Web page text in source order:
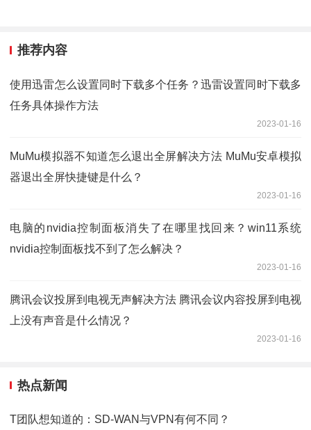
推荐内容
使用迅雷怎么设置同时下载多个任务？迅雷设置同时下载多
任务具体操作方法
2023-01-16
MuMu模拟器不知道怎么退出全屏解决方法 MuMu安卓模拟
器退出全屏快捷键是什么？
2023-01-16
电脑的nvidia控制面板消失了在哪里找回来？win11系统
nvidia控制面板找不到了怎么解决？
2023-01-16
腾讯会议投屏到电视无声解决方法 腾讯会议内容投屏到电视
上没有声音是什么情况？
2023-01-16
热点新闻
T团队想知道的：SD-WAN与VPN有何不同？